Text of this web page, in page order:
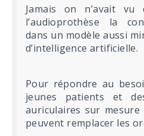
Jamais on n’avait
l’audioprothèse la
dans un modèle aussi
d’intelligence artificielle.
Pour répondre au
jeunes patients et
auriculaires sur mesure
peuvent remplacer les